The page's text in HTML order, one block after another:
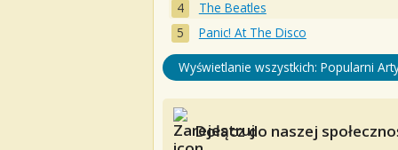
The Beatles
Panic! At The Disco
Wyświetlanie wszystkich: Popularni
Dołącz do naszej